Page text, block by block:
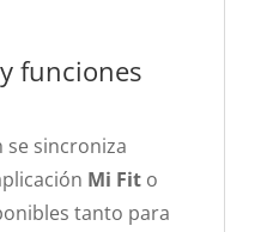
funciones
se sincroniza
Mi Fito
tanto para